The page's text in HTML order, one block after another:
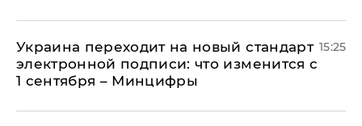
Украина переходит на новый стандарт
электронной подписи: что изменится с
1 сентября – Минцифры
15:25